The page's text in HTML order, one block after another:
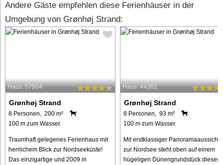
Andere Gäste empfehlen diese Ferienhäuser in der
Umgebung von Grønhøj Strand:
Haus: 57804
Grønhøj Strand
8 Personen, 200 m²
100 m zum Wasser.
Traumhaft gelegenes Ferienhaus mit
herrlichem Blick zur Nordseeküste!
Das einzigartige und 2009 in
Haus: 44362
Grønhøj Strand
8 Personen, 93 m²
100 m zum Wasser.
Mit erstklassiger Panoramaaussicht
zur Nordsee steht oben auf einem
hügeligen Dünengrundstück dieses